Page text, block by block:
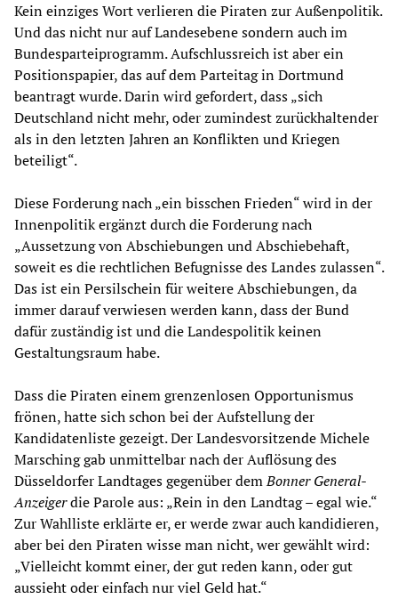
Kein einziges Wort verlieren die Piraten zur Außenpolitik.
Und das nicht nur auf Landesebene sondern auch im
Bundesparteiprogramm. Aufschlussreich ist aber ein
Positionspapier, das auf dem Parteitag in Dortmund
beantragt wurde. Darin wird gefordert, dass „sich
Deutschland nicht mehr, oder zumindest zurückhaltender
als in den letzten Jahren an Konflikten und Kriegen
beteiligt“.
Diese Forderung nach „ein bisschen Frieden“ wird in der
Innenpolitik ergänzt durch die Forderung nach
„Aussetzung von Abschiebungen und Abschiebehaft,
soweit es die rechtlichen Befugnisse des Landes zulassen“.
Das ist ein Persilschein für weitere Abschiebungen, da
immer darauf verwiesen werden kann, dass der Bund
dafür zuständig ist und die Landespolitik keinen
Gestaltungsraum habe.
Dass die Piraten einem grenzenlosen Opportunismus
frönen, hatte sich schon bei der Aufstellung der
Kandidatenliste gezeigt. Der Landesvorsitzende Michele
Marsching gab unmittelbar nach der Auflösung des
Düsseldorfer Landtages gegenüber demBonner General-
Anzeigerdie Parole aus: „Rein in den Landtag – egal wie.“
Zur Wahlliste erklärte er, er werde zwar auch kandidieren,
aber bei den Piraten wisse man nicht, wer gewählt wird:
„Vielleicht kommt einer, der gut reden kann, oder gut
aussieht oder einfach nur viel Geld hat.“